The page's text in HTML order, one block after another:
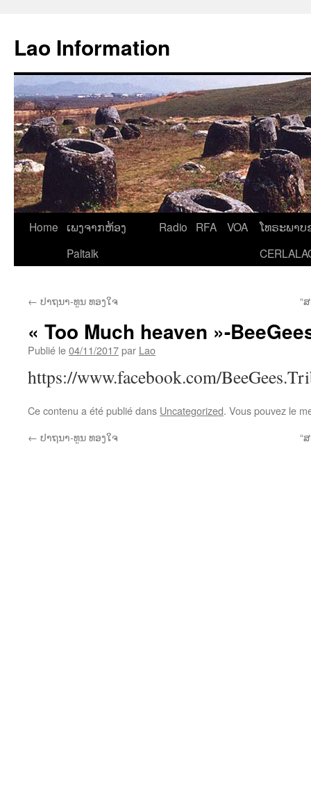
contenu
Lao Information
Home
ເພງຈາກຫ້ອງ
Paltalk
Radio RFA VOA
ໂທຣະພາບ
← ປາຖນາ-ທູນ ທອງໃຈ “
« Too Much heaven »-
Publié le04/11/2017par Lao
https://www.facebook.com/
Ce contenu a été publié dans Uncategorized. Vous pouvez le
← ປາຖນາ-ທູນ ທອງໃຈ “